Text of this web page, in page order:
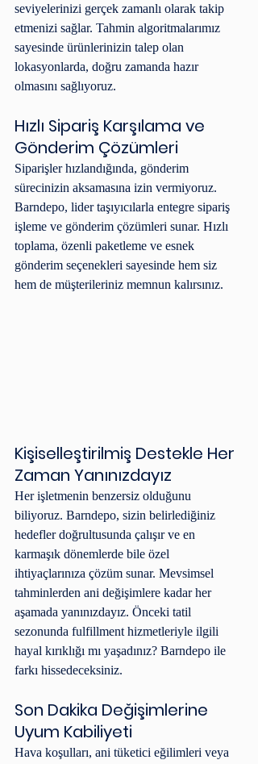
seviyelerinizi gerçek zamanlı olarak takip
etmenizi sağlar. Tahmin algoritmalarımız
sayesinde ürünlerinizin talep olan
lokasyonlarda, doğru zamanda hazır
olmasını sağlıyoruz.
Hızlı Sipariş Karşılama ve
Gönderim Çözümleri
Siparişler hızlandığında, gönderim
sürecinizin aksamasına izin vermiyoruz.
Barndepo, lider taşıyıcılarla entegre sipariş
işleme ve gönderim çözümleri sunar. Hızlı
toplama, özenli paketleme ve esnek
gönderim seçenekleri sayesinde hem siz
hem de müşterileriniz memnun kalırsınız.
Kişiselleştirilmiş Destekle Her
Zaman Yanınızdayız
Her işletmenin benzersiz olduğunu
biliyoruz. Barndepo, sizin belirlediğiniz
hedefler doğrultusunda çalışır ve en
karmaşık dönemlerde bile özel
ihtiyaçlarınıza çözüm sunar. Mevsimsel
tahminlerden ani değişimlere kadar her
aşamada yanınızdayız. Önceki tatil
sezonunda fulfillment hizmetleriyle ilgili
hayal kırıklığı mı yaşadınız? Barndepo ile
farkı hissedeceksiniz.
Son Dakika Değişimlerine
Uyum Kabiliyeti
Hava koşulları, ani tüketici eğilimleri veya